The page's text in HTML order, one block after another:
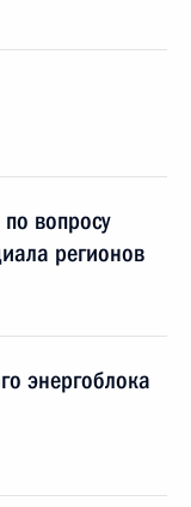
вопросу
регионов
энергоблока